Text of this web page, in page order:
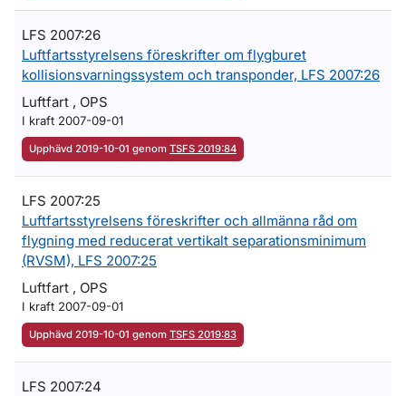
LFS 2007:26
Luftfartsstyrelsens föreskrifter om flygburet
kollisionsvarningssystem och transponder, LFS 2007:26
Luftfart , OPS
I kraft 2007-09-01
Upphävd 2019-10-01 genom TSFS 2019:84
LFS 2007:25
Luftfartsstyrelsens föreskrifter och allmänna råd om
flygning med reducerat vertikalt separationsminimum
(RVSM), LFS 2007:25
Luftfart , OPS
I kraft 2007-09-01
Upphävd 2019-10-01 genom TSFS 2019:83
LFS 2007:24